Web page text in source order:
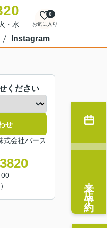
・水 お気に入り
0
Instagram
ください
せ
会社バース
来店予約